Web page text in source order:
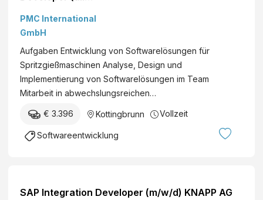
Niederösterreic
h Mehr erfahren
» Kottingbrunn
20260230
PMC International
GmbH
Aufgaben Entwicklung von Softwarelösungen für
Spritzgießmaschinen Analyse, Design und
Implementierung von Softwarelösungen im Team
Mitarbeit in abwechslungsreichen…
€ 3.396 Kottingbrunn Vollzeit
Softwareentwicklung
SAP Integration Developer (m/w/d) KNAPP AG